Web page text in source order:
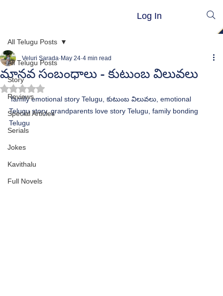
Log In
All Telugu Posts
Story
Reviews
Special Articles
Serials
Jokes
Kavithalu
Full Novels
All Telugu Posts
మానవ సంబంధాలు - కుటుంబ విలువలు
Veluri Sarada May 24 4 min read
Rated NaN out of 5 stars.
family emotional story Telugu, కుటుంబ విలువలు, emotional
Telugu story, grandparents love story Telugu, family bonding
Telugu